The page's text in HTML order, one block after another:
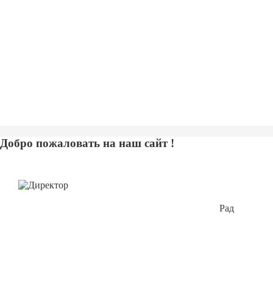
Добро пожаловать на наш сайт !
Рад